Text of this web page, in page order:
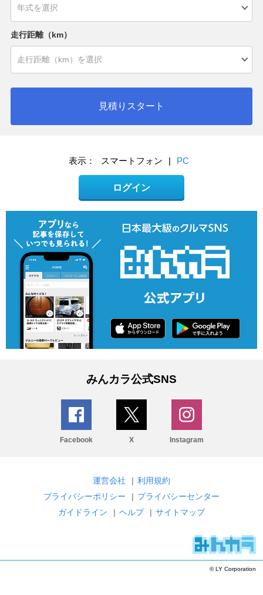
走行距離（km）
見積りスタート
表示： スマートフォン | PC
ログイン
みんカラ公式SNS
Facebook X Instagram
運営会社 | 利用規約
プライバシーポリシー
| プライバシーセンター
ガイドライン
| ヘルプ | サイトマップ
© LY Corporation